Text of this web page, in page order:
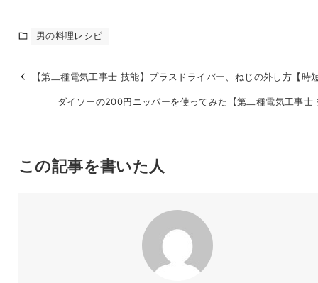
男の料理レシピ
【第二種電気工事士 技能】プラスドライバー、ねじの外し方【時
ダイソーの200円ニッパーを使ってみた【第二種電気工事士
この記事を書いた人